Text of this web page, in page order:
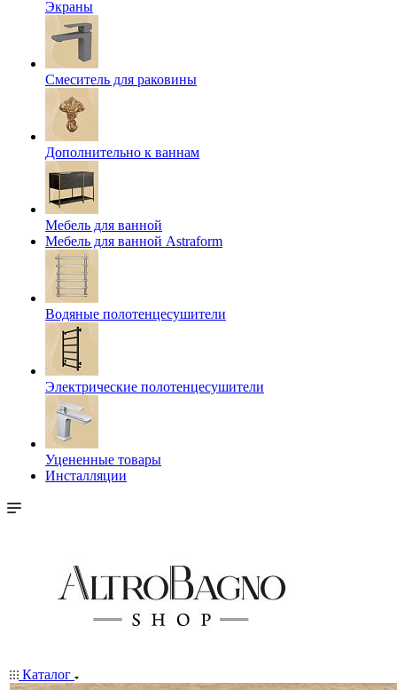
Экраны
Смеситель для раковины
Дополнительно к ваннам
Мебель для ванной
Мебель для ванной Astraform
Водяные полотенцесушители
Электрические полотенцесушители
Уцененные товары
Инсталляции
Каталог